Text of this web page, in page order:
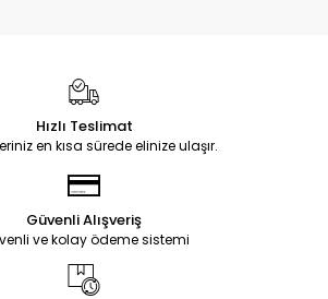
Hızlı Teslimat
en kısa sürede elinize ulaşır.
Güvenli Alışveriş
ve kolay ödeme sistemi